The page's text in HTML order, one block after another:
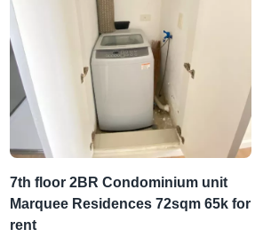
7th floor 2BR Condominium unit
Marquee Residences 72sqm 65k for
rent